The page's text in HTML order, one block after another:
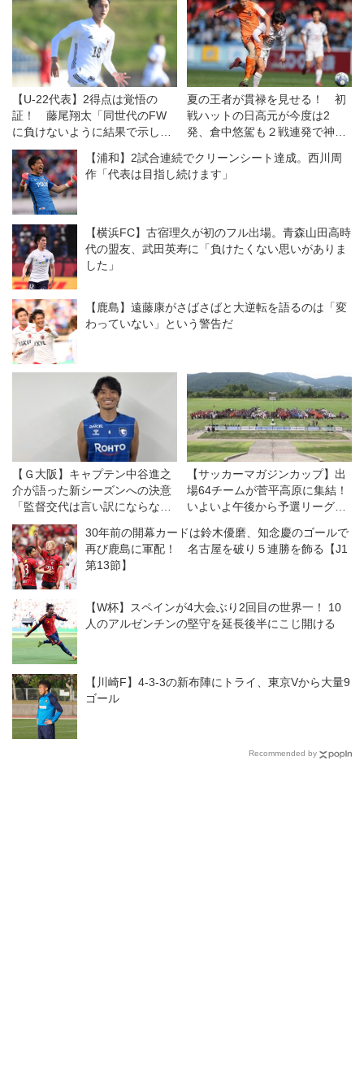
【U-22代表】2得点は覚悟の
証！ 藤尾翔太「同世代のFW
に負けないように結果で示して
いきたい」
夏の王者が貫禄を見せる！ 初
戦ハットの日高元が今度は2
発、倉中悠駕も２戦連発で神村
戦】
【浦和】2試合連続でクリーンシート達成。西川周
作「代表は目指し続けます」
【横浜FC】古宿理久が初のフル出場。青森山田高時
代の盟友、武田英寿に「負けたくない思いがありま
した」
【鹿島】遠藤康がさばさばと大逆転を語るのは「変
わっていない」という警告だ
【Ｇ大阪】キャプテン中谷進之
介が語った新シーズンへの決意
「監督交代は言い訳にならな
い。結果が出せなければ、ツケ
は全部、自分たちに回ってく
る」
【サッカーマガジンカップ】出
場64チームが菅平高原に集結！
いよいよ午後から予選リーグが
30年前の開幕カードは鈴木優磨、知念慶のゴールで
再び鹿島に軍配！ 名古屋を破り５連勝を飾る【J1
第13節】
【W杯】スペインが4大会ぶり2回目の世界一！ 10
人のアルゼンチンの堅守を延長後半にこじ開ける
【川崎F】4-3-3の新布陣にトライ、東京Vから大量9
ゴール
Recommended by